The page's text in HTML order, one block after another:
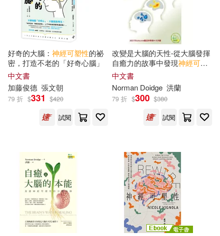
現在可購買商品(17)
價格
範圍
-
好奇的大腦： 神經可塑性的祕
密，打造不老的「好奇心腦」
中文書
加藤俊德 張文朝
79 折 $331 $420
試閱
改變是大腦的天性-從大腦發揮
自癒力的故事中發現神經可塑
性
中文書
Norman Doidge 洪蘭
79 折 $300 $380
試閱